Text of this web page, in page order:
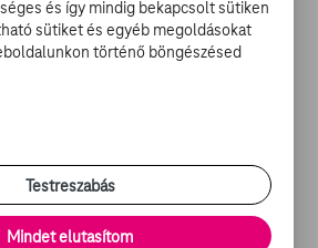
gyakorol gyermekein, mert
Miki miatt és után háborog. De,
a lépcsőházban oda céloz, ahol
hiúságára. Később a karjára,
és így mindig bekapcsolt sütiken
sütiket és egyéb megoldásokat
történő böngészésed
Testreszabás
Mindet elutasítom